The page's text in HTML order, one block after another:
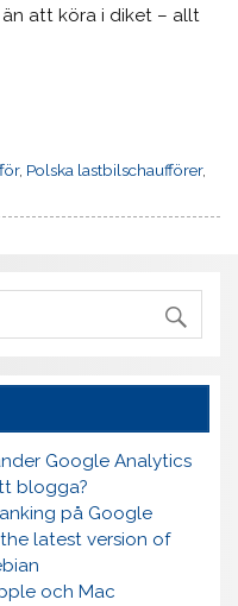
att köra i diket – allt
, Polska lastbilschaufförer,
Google Analytics
blogga?
på Google
latest version of
och Mac